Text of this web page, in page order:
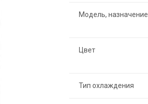
Модель, назначение
Цвет
Тип охлаждения